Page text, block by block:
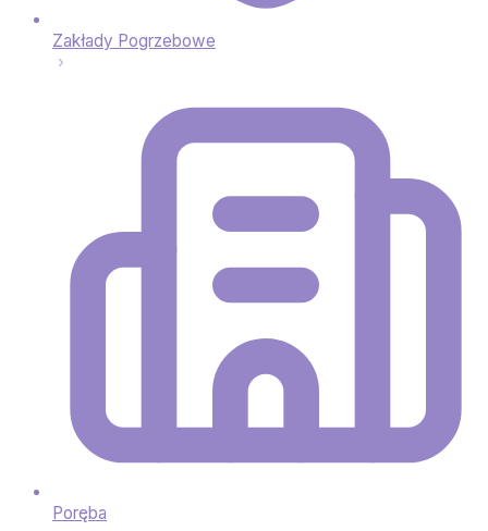
Zakłady Pogrzebowe
Poręba